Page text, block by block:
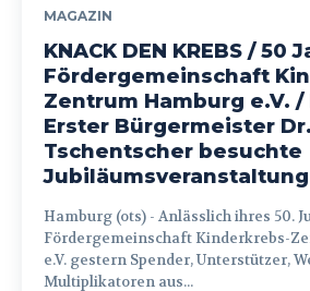
MAGAZIN
KNACK DEN KREBS / 50
Fördergemeinschaft
Zentrum Hamburg e.V. /
Erster Bürgermeister
Tschentscher besuchte
Jubiläumsveranstaltung
Hamburg (ots) - Anlässlich ihres 50. Jubiläums lud die
Fördergemeinschaft Kinderkrebs-
e.V. gestern Spender, Unterstützer,
Multiplikatoren aus...